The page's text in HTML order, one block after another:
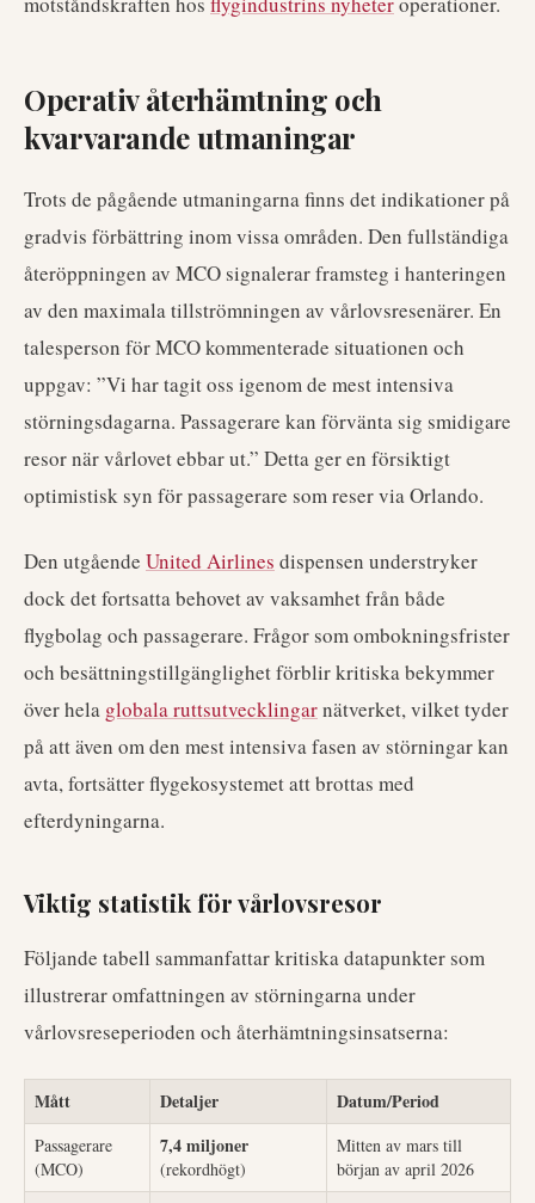
Operativ återhämtning och
kvarvarande utmaningar
Trots de pågående utmaningarna finns det indikationer på
gradvis förbättring inom vissa områden. Den fullständiga
återöppningen av MCO signalerar framsteg i hanteringen
av den maximala tillströmningen av vårlovsresenärer. En
talesperson för MCO kommenterade situationen och
uppgav: ”Vi har tagit oss igenom de mest intensiva
störningsdagarna. Passagerare kan förvänta sig smidigare
resor när vårlovet ebbar ut.” Detta ger en försiktigt
optimistisk syn för passagerare som reser via Orlando.
Den utgående United Airlines dispensen understryker
dock det fortsatta behovet av vaksamhet från både
flygbolag och passagerare. Frågor som ombokningsfrister
och besättningstillgänglighet förblir kritiska bekymmer
över hela globala ruttsutvecklingarnätverket, vilket tyder
på att även om den mest intensiva fasen av störningar kan
avta, fortsätter flygekosystemet att brottas med
efterdyningarna.
Viktig statistik för vårlovsresor
Följande tabell sammanfattar kritiska datapunkter som
illustrerar omfattningen av störningarna under
vårlovsreseperioden och återhämtningsinsatserna:
Mått Detaljer Datum/Period
Passagerare
(MCO)
7,4 miljoner
(rekordhögt)
Mitten av mars till
början av april 2026